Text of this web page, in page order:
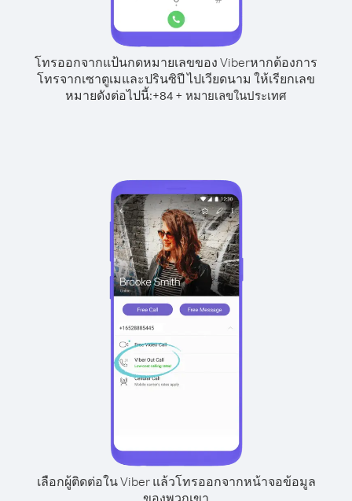
โทรออกจากแป้นกดหมายเลขของ Viberหากต้องการ
โทรจากเซาตูเมและปรินซิปี ไปเวียดนาม ให้เรียกเลข
หมายดังต่อไปนี้:+84 + หมายเลขในประเทศ
เลือกผู้ติดต่อใน Viber แล้วโทรออกจากหน้าจอข้อมูล
ของพวกเขา